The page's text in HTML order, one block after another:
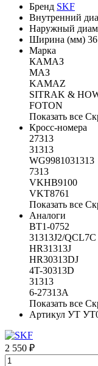
Бренд SKF
Внутренний
Наружный
Ширина (мм) 36
Марка
КАМАЗ
МАЗ
KAMAZ
SITRAK &
FOTON
Показать все
Кросс-номера
27313
31313
WG9981031313
7313
VKHB9100
VKT8761
Показать все
Аналоги
BT1-0752
31313J2/QCL7C
HR31313J
HR30313DJ
4T-30313D
31313
6-27313А
Показать все
Артикул УТ
2 550 ₽